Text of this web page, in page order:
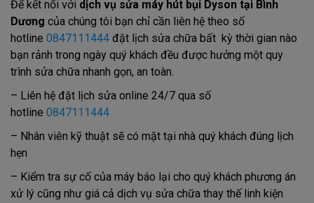
Để kết nối với dịch vụ sửa máy hút bụi Dyson tại Bình
Dương của chúng tôi bạn chỉ cần liên hệ theo số
hotline 0847111444 đặt lịch sửa chữa bất kỳ thời gian nào
bạn rảnh trong ngày quý khách đều được hưởng một quy
trình sửa chữa nhanh gọn, an toàn.
– Liên hệ đặt lịch sửa online 24/7 qua số
hotline 0847111444
– Nhân viên kỹ thuật sẽ có mặt tại nhà quý khách đúng lịch
hẹn
– Kiểm tra sự cố của máy báo lại cho quý khách phương án
xử lý cũng như giá cả dịch vụ sửa chữa thay thế linh kiện